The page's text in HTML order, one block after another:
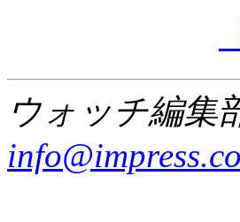
ウォッチ編集